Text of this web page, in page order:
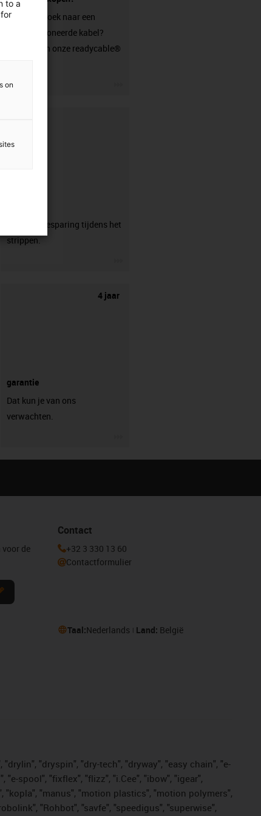
Ben je op zoek naar een
geconfectioneerde kabel?
Bezoek dan onze readycable®
50% tijdsbesparing tijdens het
strippen.
4 jaar
garantie
Dat kun je van ons
verwachten.
de
Contact
+32 3 330 13 60
Contactformulier
Taal:Nederlands Land: België
"dryspin", "dry-tech", "dryway", "easy chain", "e-
spool", "fixflex", "flizz", "i.Cee", "ibow", "igear",
"kopla", "manus", "motion plastics", "motion polymers",
"Rohbot", "savfe", "speedigus", "superwise",
to a
on